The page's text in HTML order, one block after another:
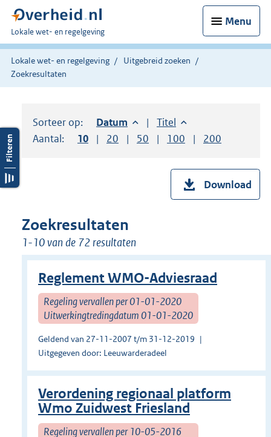
Menu
U
bent
hier:
Lokale wet- en regelgeving
Lokale wet- en regelgeving
Uitgebreid zoeken
Zoekresultaten
Sorteer op: Sorteer op:
Datum aflopendSorteer op:
Titel oplopend
Aantal:
Toon
10 resultaten per pagina
Toon
20 resultaten per pagina
Toon
50 resultaten per pagina
Toon
100 resultaten per
Toon
200
Download
Zoekresultaten
1-10 van de 72 resultaten
Reglement WMO-Adviesraad
Regeling vervallen per 01-01-2020
Uitwerkingtredingdatum 01-01-2020
Geldend van 27-11-2007 t/m 31-12-2019
Uitgegeven door: Leeuwarderadeel
Verordening regionaal platform
Wmo Zuidwest Friesland
Regeling vervallen per 10-05-2016